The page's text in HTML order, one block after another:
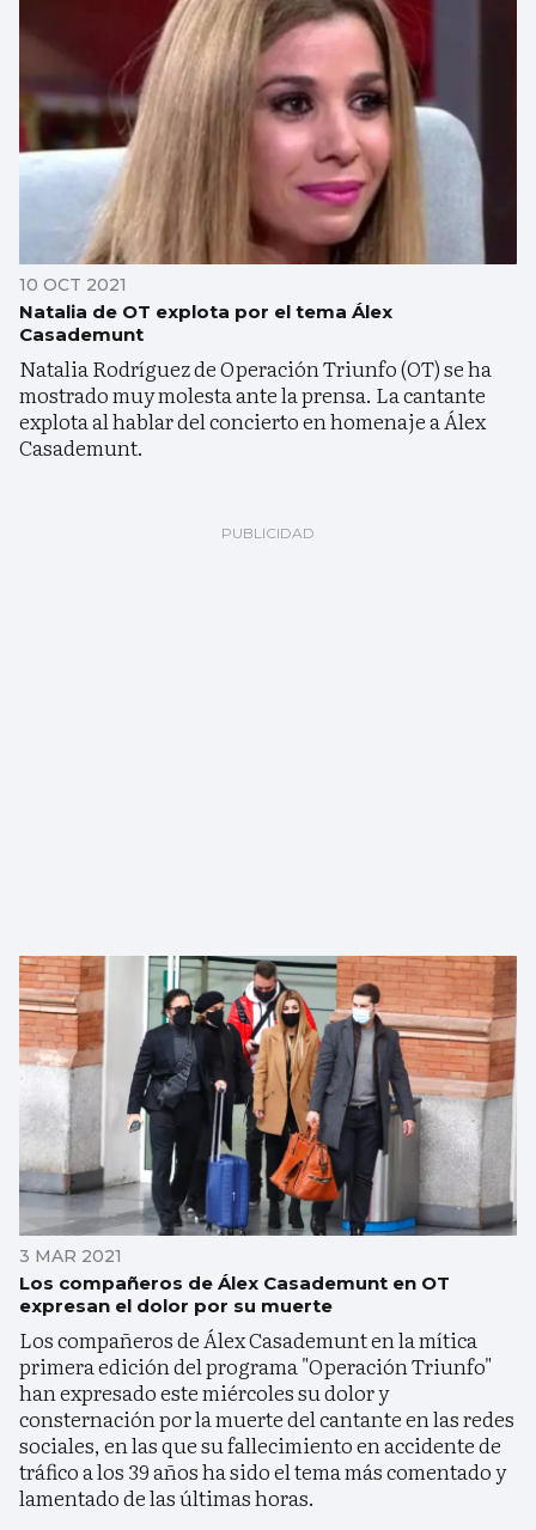
10 OCT 2021
Natalia de OT explota por el tema Álex
Casademunt
Natalia Rodríguez de Operación Triunfo (OT) se ha
mostrado muy molesta ante la prensa. La cantante
explota al hablar del concierto en homenaje a Álex
Casademunt.
3 MAR 2021
Los compañeros de Álex Casademunt en OT
expresan el dolor por su muerte
Los compañeros de Álex Casademunt en la mítica
primera edición del programa "Operación Triunfo"
han expresado este miércoles su dolor y
consternación por la muerte del cantante en las redes
sociales, en las que su fallecimiento en accidente de
tráfico a los 39 años ha sido el tema más comentado y
lamentado de las últimas horas.